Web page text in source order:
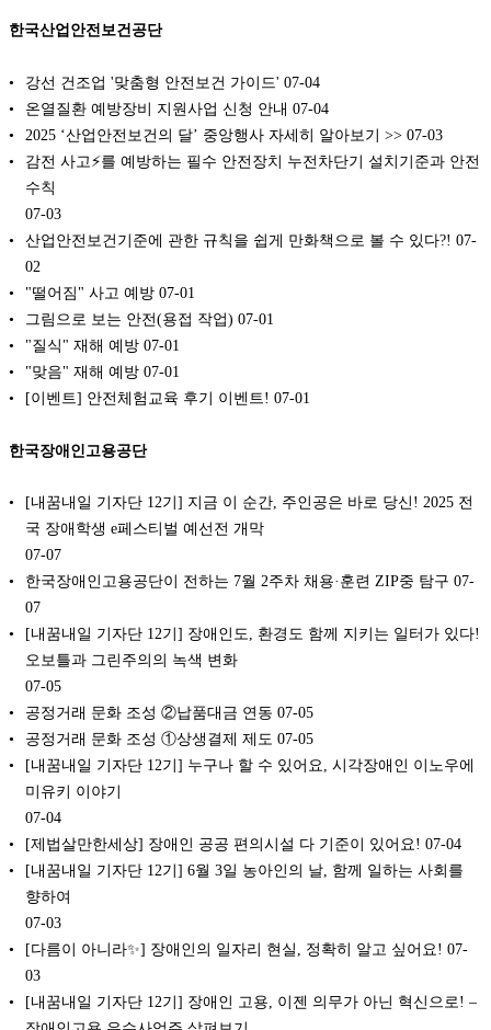
한국산업안전보건공단
강선 건조업 '맞춤형 안전보건 가이드' 07-04
온열질환 예방장비 지원사업 신청 안내 07-04
2025 ‘산업안전보건의 달’ 중앙행사 자세히 알아보기 >> 07-03
감전 사고⚡를 예방하는 필수 안전장치 누전차단기 설치기준과 안전
수칙
07-03
산업안전보건기준에 관한 규칙을 쉽게 만화책으로 볼 수 있다?! 07-
02
"떨어짐" 사고 예방 07-01
그림으로 보는 안전(용접 작업) 07-01
"질식" 재해 예방 07-01
"맞음" 재해 예방 07-01
[이벤트] 안전체험교육 후기 이벤트! 07-01
한국장애인고용공단
[내꿈내일 기자단 12기] 지금 이 순간, 주인공은 바로 당신! 2025 전
국 장애학생 e페스티벌 예선전 개막
07-07
한국장애인고용공단이 전하는 7월 2주차 채용·훈련 ZIP중 탐구 07-
07
[내꿈내일 기자단 12기] 장애인도, 환경도 함께 지키는 일터가 있다!
오보틀과 그린주의의 녹색 변화
07-05
공정거래 문화 조성 ②납품대금 연동 07-05
공정거래 문화 조성 ①상생결제 제도 07-05
[내꿈내일 기자단 12기] 누구나 할 수 있어요, 시각장애인 이노우에
미유키 이야기
07-04
[제법살만한세상] 장애인 공공 편의시설 다 기준이 있어요! 07-04
[내꿈내일 기자단 12기] 6월 3일 농아인의 날, 함께 일하는 사회를
향하여
07-03
[다름이 아니라✨] 장애인의 일자리 현실, 정확히 알고 싶어요! 07-
03
[내꿈내일 기자단 12기] 장애인 고용, 이젠 의무가 아닌 혁신으로! –